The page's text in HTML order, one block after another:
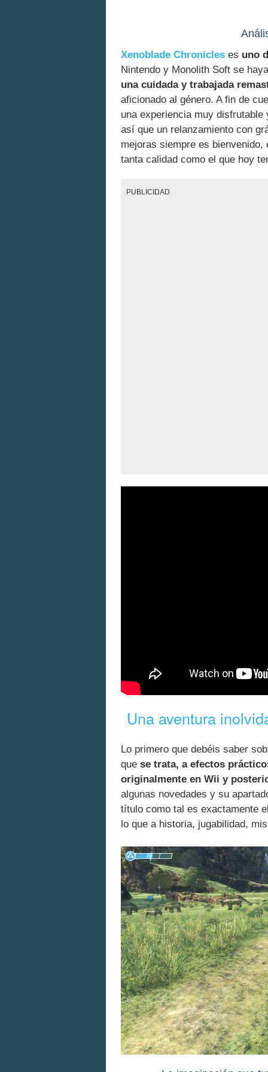
Xenoblade Chronicles es uno
Nintendo y Monolith Soft se
una cuidada y trabajada
aficionado al género. A fin de
una experiencia muy
así que un relanzamiento con
mejoras siempre es
tanta calidad como el que hoy
PUBLICIDAD
Una aventura
Lo primero que debéis saber
que se trata, a efectos
originalmente en Wii y
algunas novedades y su
título como tal es exactamente
lo que a historia, jugabilidad,